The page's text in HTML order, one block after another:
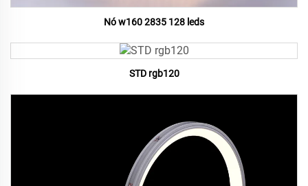
Nó w160 2835 128 leds
STD rgb120